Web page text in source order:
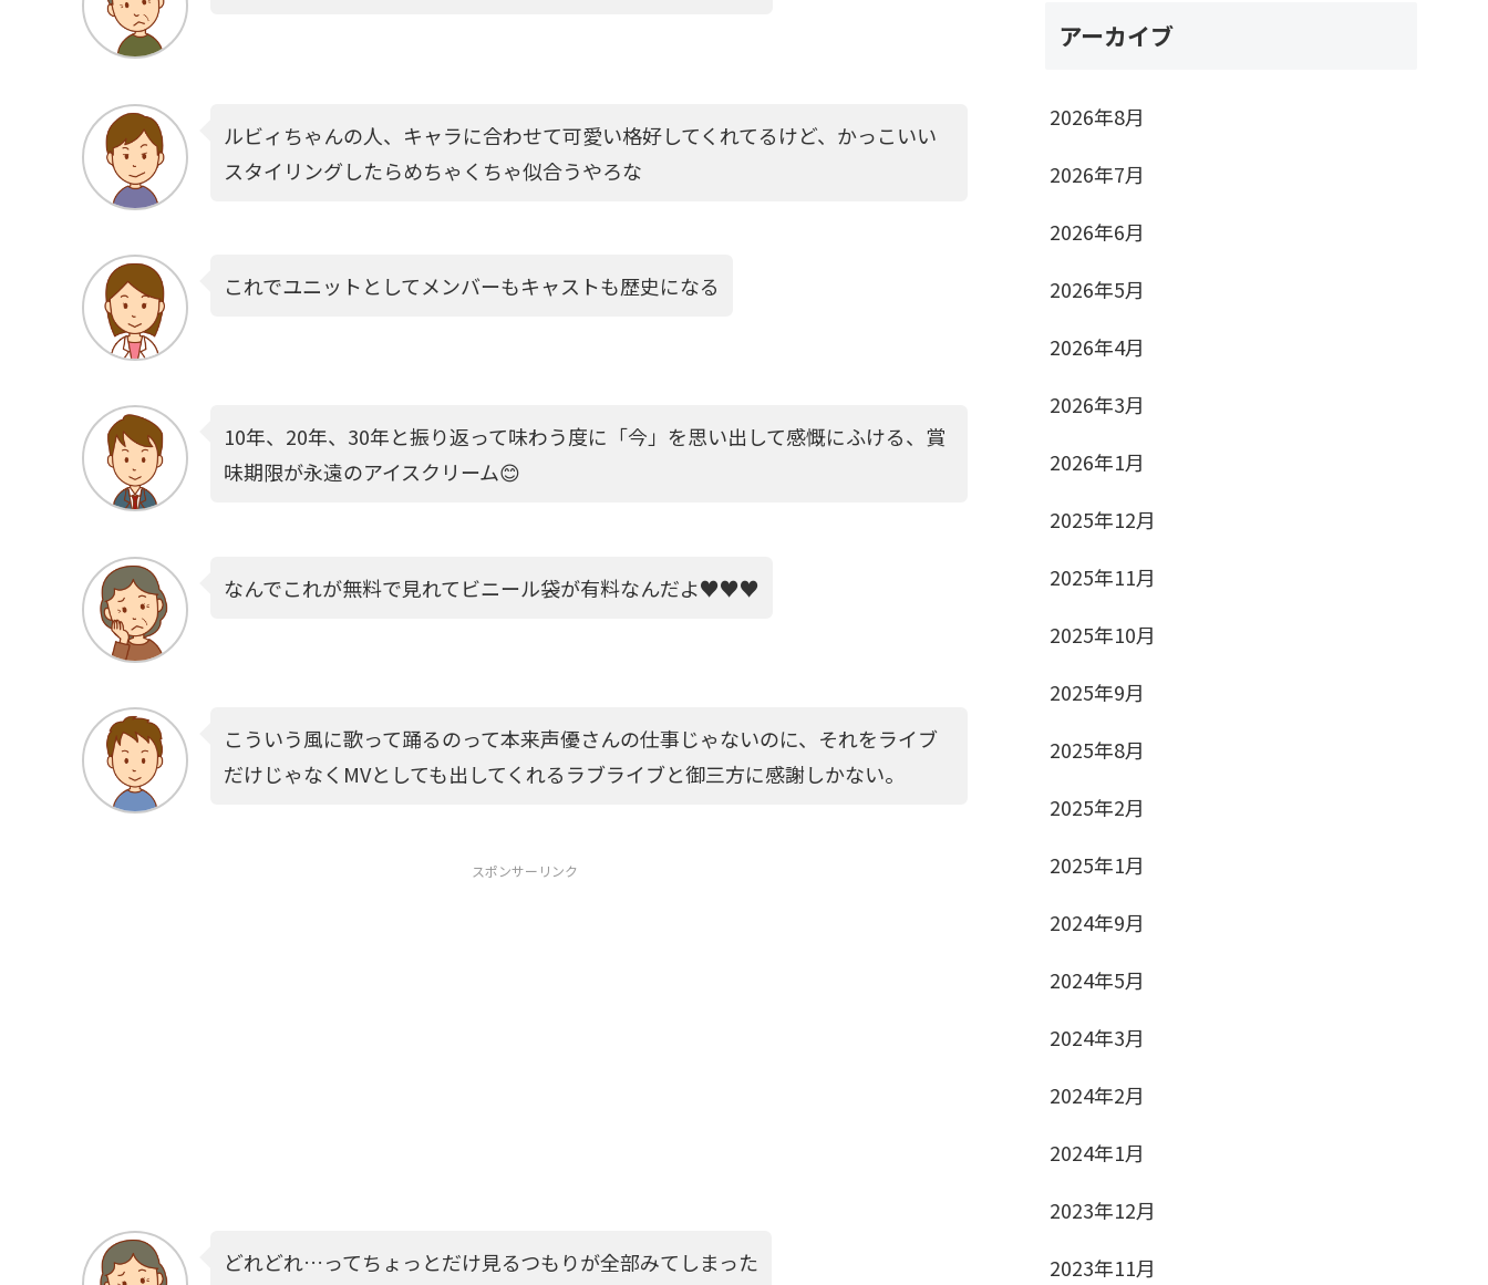
ルビィちゃんの人、キャラに合わせて可愛い格好してくれてるけど、かっこいい
スタイリングしたらめちゃくちゃ似合うやろな
これでユニットとしてメンバーもキャストも歴史になる
10年、20年、30年と振り返って味わう度に「今」を思い出して感慨にふける、賞
味期限が永遠のアイスクリーム😊
なんでこれが無料で見れてビニール袋が有料なんだよ♥♥♥
こういう風に歌って踊るのって本来声優さんの仕事じゃないのに、それをライブ
だけじゃなくMVとしても出してくれるラブライブと御三方に感謝しかない。
スポンサーリンク
どれどれ…ってちょっとだけ見るつもりが全部みてしまった
アーカイブ
2026年8月
2026年7月
2026年6月
2026年5月
2026年4月
2026年3月
2026年1月
2025年12月
2025年11月
2025年10月
2025年9月
2025年8月
2025年2月
2025年1月
2024年9月
2024年5月
2024年3月
2024年2月
2024年1月
2023年12月
2023年11月